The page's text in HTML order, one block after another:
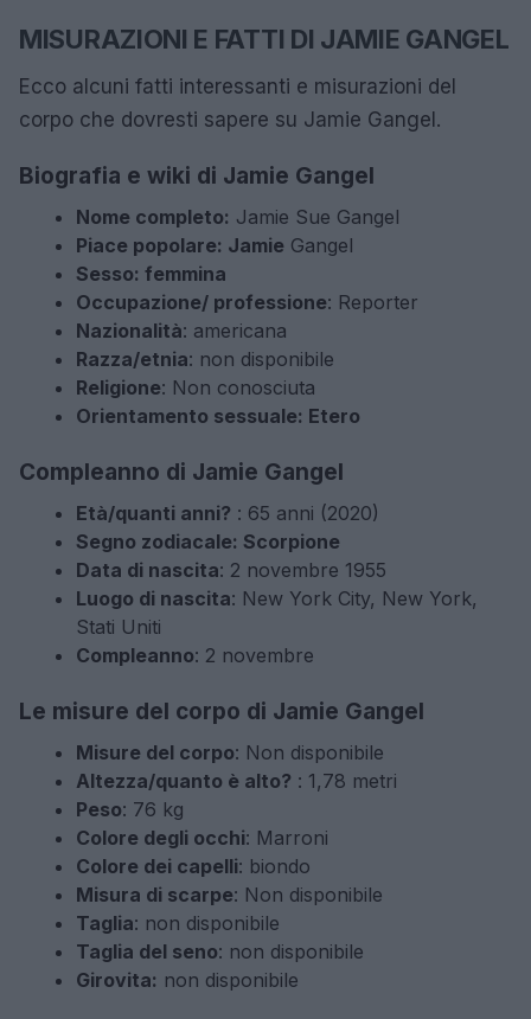
MISURAZIONI E FATTI DI JAMIE GANGEL
Ecco alcuni fatti interessanti e misurazioni del
corpo che dovresti sapere su Jamie Gangel.
Biografia e wiki di Jamie Gangel
Nome completo: Jamie Sue Gangel
Piace popolare: Jamie Gangel
Sesso: femmina
Occupazione/ professione: Reporter
Nazionalità: americana
Razza/etnia: non disponibile
Religione: Non conosciuta
Orientamento sessuale: Etero
Compleanno di Jamie Gangel
Età/quanti anni? : 65 anni (2020)
Segno zodiacale: Scorpione
Data di nascita: 2 novembre 1955
Luogo di nascita: New York City, New York,
Stati Uniti
Compleanno: 2 novembre
Le misure del corpo di Jamie Gangel
Misure del corpo: Non disponibile
Altezza/quanto è alto? : 1,78 metri
Peso: 76 kg
Colore degli occhi: Marroni
Colore dei capelli: biondo
Misura di scarpe: Non disponibile
Taglia: non disponibile
Taglia del seno: non disponibile
Girovita: non disponibile